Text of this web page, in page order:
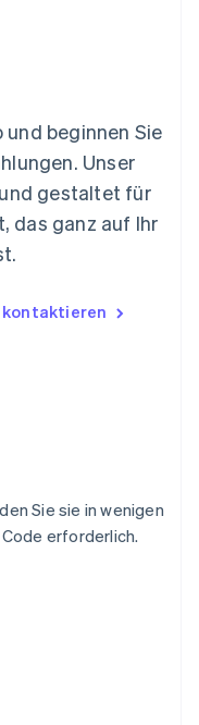
beginnen Sie
Unser
gestaltet für
das ganz auf Ihr
kontaktieren
Sie sie in wenigen
erforderlich.